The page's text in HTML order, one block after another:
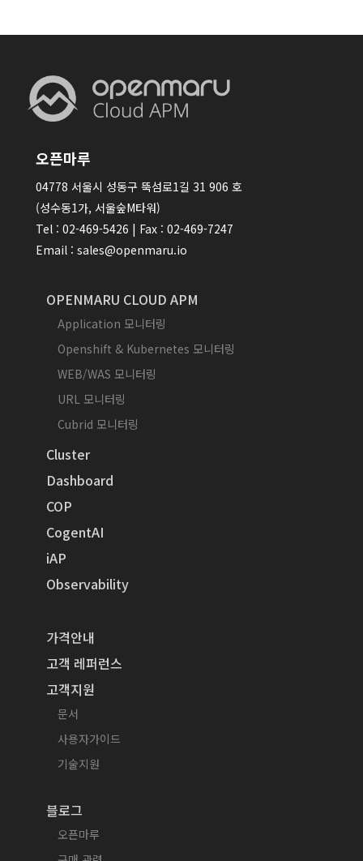
오픈마루
04778 서울시 성동구 뚝섬로1길 31 906 호
(성수동1가, 서울숲M타워)
Tel : 02-469-5426 | Fax : 02-469-7247
Email : sales@openmaru.io
OPENMARU CLOUD APM
Application 모니터링
Openshift & Kubernetes 모니터링
WEB/WAS 모니터링
URL 모니터링
Cubrid 모니터링
Cluster
Dashboard
COP
CogentAI
iAP
Observability
가격안내
고객 레퍼런스
고객지원
문서
사용자가이드
기술지원
블로그
오픈마루